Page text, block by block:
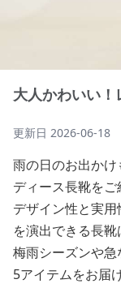
大人かわいい
更新日 2026-06-18
雨の日のお出か
ディース長靴をご
デザイン性と実
を演出できる長靴
梅雨シーズンや
5アイテムをお届